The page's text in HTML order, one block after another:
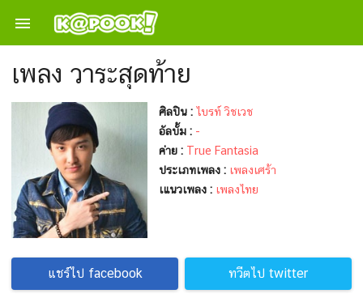

เพลง วาระสุดท้าย
ศิลปิน : ไบรท์ วิชเวช
อัลบั้ม : -
ค่าย : True Fantasia
ประเภทเพลง : เพลงเศร้า
เแนวเพลง : เพลงไทย
แชร์ไป facebook ทวีตไป twitter